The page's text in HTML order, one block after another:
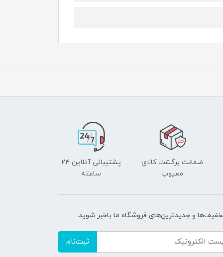
ضمانت برگشت کالای
معیوب
پشتیبانی آنلاین ۲۴
ساعته
و جدیدترین‌های فروشگاه ما باخبر شوید:
ثبت‌نام